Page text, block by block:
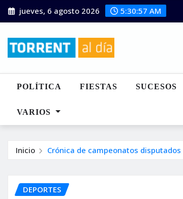
Saltar
al
jueves, 6 agosto 2026 5:30:59 AM
POLÍTICA FIESTAS SUCESOS
VARIOS
Inicio Crónica de campeonatos
DEPORTES